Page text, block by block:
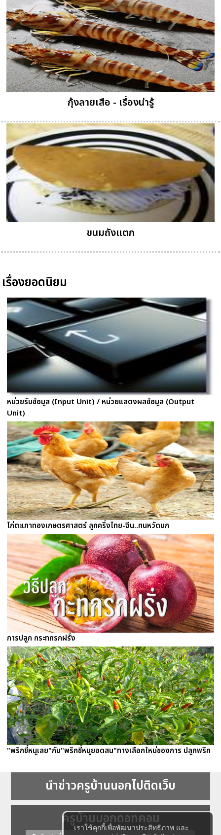
เราใช้คุกกี้เพื่อพัฒนาประสิทธิภาพ และ
กุ้งลายเสือ - เรื่องน่ารู้
ขนมถังแตก
เรื่องยอดนิยม
หน่วยรับข้อมูล (Input Unit) / หน่วยแสดงผลข้อมูล (Output
Unit)
ไก่ตะเภาทองเกษตรศาสตร์ ลูกครึ่งไทย-จีน..ทนหวัดนก
การปลูก กระทกรกฝรั่ง
"พริกขี้หนูเลย"กับ"พริกขี้หนูยอดสน"ทางเลือกใหม่ของการ ปลูกพริก
นำข่าวครูบ้านนอกไปติดเว็บ
ครูบ้านนอกดอทคอม